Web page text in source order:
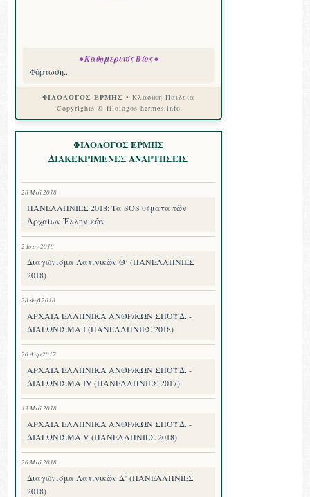
• Καθημερινός Βίος •
Φόρτωση...
ΦΙΛΟΛΟΓΟΣ ΕΡΜΗΣ • Κλασική Παιδεία
Copyrights © filologos-hermes.info
ΦΙΛΟΛΟΓΟΣ ΕΡΜΗΣ
ΔΙΑΚΕΚΡΙΜΕΝΕΣ ΑΝΑΡΤΗΣΕΙΣ
28 Μαΐ 2018
ΠΑΝΕΛΛΗΝΙΕΣ 2018: Τα SOS θέματα τῶν
Ἀρχαίων Ἑλληνικῶν
2 Ιουν 2018
Διαγώνισμα Λατινικῶν Θ’ (ΠΑΝΕΛΛΗΝΙΕΣ
2018)
28 Φεβ 2018
ΑΡΧΑΙΑ ΕΛΛΗΝΙΚΑ ΑΝΘΡ/ΚΩΝ ΣΠΟΥΔ. -
ΔΙΑΓΩΝΙΣΜΑ I (ΠΑΝΕΛΛΗΝΙΕΣ 2018)
20 Απρ 2017
ΑΡΧΑΙΑ ΕΛΛΗΝΙΚΑ ΑΝΘΡ/ΚΩΝ ΣΠΟΥΔ. -
ΔΙΑΓΩΝΙΣΜΑ IV (ΠΑΝΕΛΛΗΝΙΕΣ 2017)
13 Μαΐ 2018
ΑΡΧΑΙΑ ΕΛΛΗΝΙΚΑ ΑΝΘΡ/ΚΩΝ ΣΠΟΥΔ. -
ΔΙΑΓΩΝΙΣΜΑ V (ΠΑΝΕΛΛΗΝΙΕΣ 2018)
26 Μαΐ 2018
Διαγώνισμα Λατινικῶν Δ’ (ΠΑΝΕΛΛΗΝΙΕΣ
2018)